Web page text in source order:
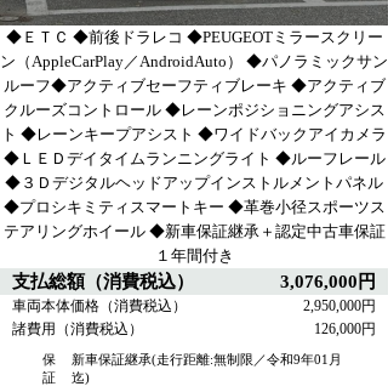
◆ＥＴＣ ◆前後ドラレコ ◆PEUGEOTミラースクリー
ン（AppleCarPlay／AndroidAuto） ◆パノラミックサン
ルーフ◆アクティブセーフティブレーキ ◆アクティブ
クルーズコントロール ◆レーンポジショニングアシス
ト ◆レーンキープアシスト ◆ワイドバックアイカメラ
◆ＬＥＤデイタイムランニングライト ◆ルーフレール
◆３Ｄデジタルヘッドアップインストルメントパネル
◆プロシキミティスマートキー ◆革巻小径スポーツス
テアリングホイール ◆新車保証継承＋認定中古車保証
１年間付き
支払総額（消費税込） 3,076,000円
車両本体価格（消費税込）
2,950,000円
諸費用（消費税込）
126,000円
保
証
新車保証継承(走行距離:無制限／令和9年01月
迄)